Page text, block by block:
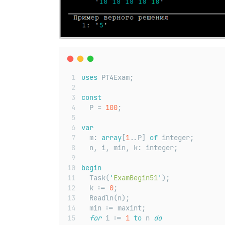
uses PT4Exam;
const
  P =
100;
var
  m:
array[1..P] of integer;
  n, i, min, k: integer;
begin
  Task(
' ExamBegin51' );
  k :=
0;
  Readln(n);
  min := maxint;
for i := 1 to n do